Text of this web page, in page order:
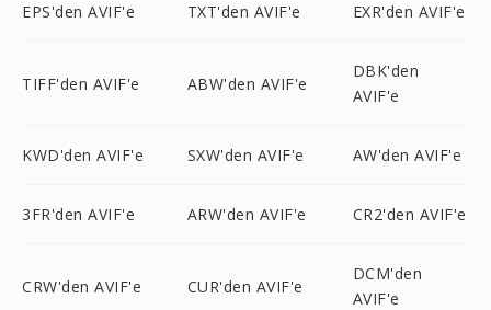
EPS'den AVIF'e TXT'den AVIF'e EXR'den AVIF'e
TIFF'den AVIF'e ABW'den AVIF'e
DBK'den
AVIF'e
KWD'den AVIF'e SXW'den AVIF'e AW'den AVIF'e
3FR'den AVIF'e ARW'den AVIF'e CR2'den AVIF'e
CRW'den AVIF'e CUR'den AVIF'e
DCM'den
AVIF'e